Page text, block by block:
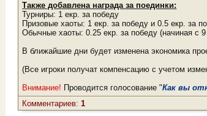
Также добавлена награда за поединки:
Турниры: 1 екр. за победу
Призовые хаоты: 1 екр. за победу и 0.5 екр. за
Обычные хаоты: 0.25 екр. за победу (начиная с 9
В ближайшие дни будет изменена экономика
(Все игроки получат компенсацию с учетом
Внимание! Проводится голосование "Как вы
Комментариев:1